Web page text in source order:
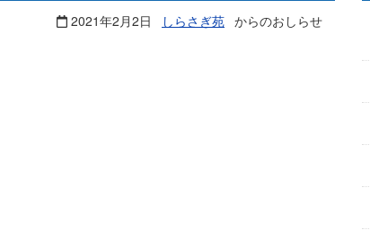
2021年2月2日 しらさぎ苑 からのおしらせ